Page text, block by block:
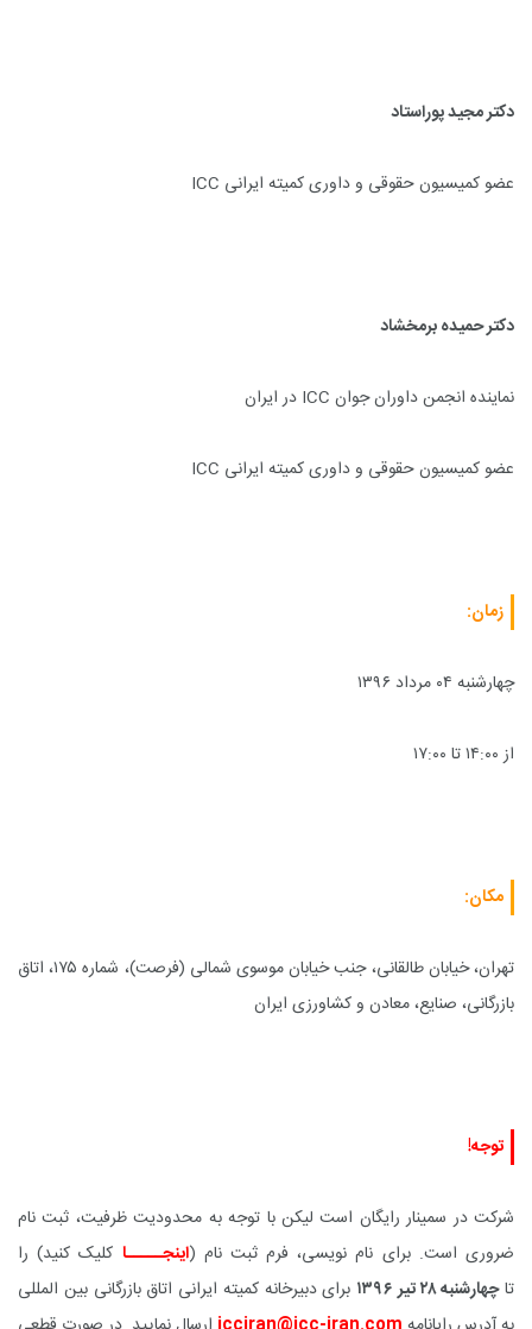
دکتر مجید پوراستاد
عضو کمیسیون حقوقی و داوری کمیته ایرانی ICC
دکتر حمیده برمخشاد
نماینده انجمن داوران جوان ICC در ایران
عضو کمیسیون حقوقی و داوری کمیته ایرانی ICC
زمان:
چهارشنبه ۰۴ مرداد ۱۳۹۶
از ۱۴:۰۰ تا ۱۷:۰۰
مکان:
تهران، خیابان طالقانی، جنب خیابان موسوی شمالی (فرصت)، شماره ۱۷۵، اتاق
بازرگانی، صنایع، معادن و کشاورزی ایران
توجه!
شرکت در سمینار رایگان است لیکن با توجه به محدودیت ظرفیت، ثبت نام
ضروری است. برای نام نویسی، فرم ثبت نام (اینجـــــا کلیک کنید) را
تاچهارشنبه ۲۸ تیر ۱۳۹۶
برای دبیرخانه کمیته ایرانی اتاق بازرگانی بین المللی